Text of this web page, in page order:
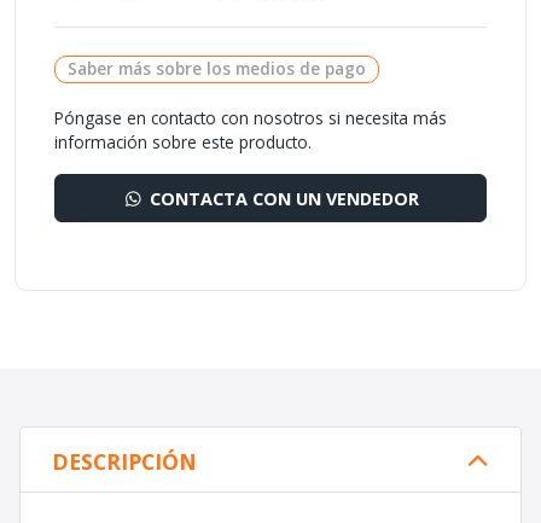
Saber más sobre los medios de pago
Póngase en contacto con nosotros si necesita más
información sobre este producto.
CONTACTA CON UN VENDEDOR
DESCRIPCIÓN